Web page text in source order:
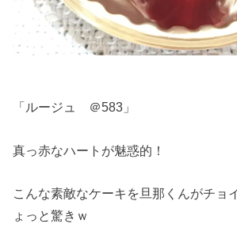
「ルージュ ＠583」
真っ赤なハートが魅惑的！
こんな素敵なケーキを旦那くんがチョ
ょっと驚きｗ